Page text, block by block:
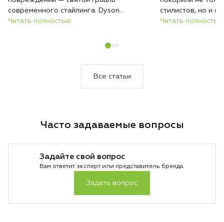
современного стайлинга. Dyson
предлагает два принципиально разных
утюжок Corrale с революционными
воздуха. Разбираемся, какая технология
Читать полностью
стилистов, но и
красивых
Читать полностью
Все статьи
Часто задаваемые вопросы
Задайте свой вопрос
Вам ответит эксперт или представитель бренда.
Задать вопрос